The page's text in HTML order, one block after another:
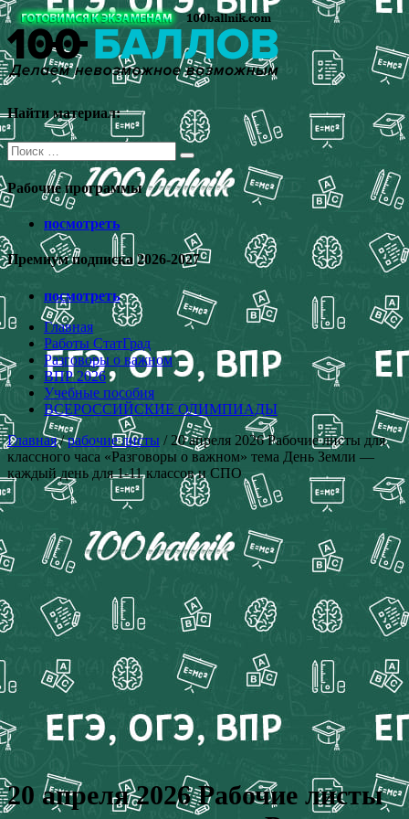
Перейти
к
содержимому
Найти материал:
Поиск
для:
Рабочие программы
посмотреть
Премиум подписка 2026-2027
посмотреть
Главная
Работы СтатГрад
Разговоры о важном
ВПР 2026
Учебные пособия
ВСЕРОССИЙСКИЕ ОЛИМПИАДЫ
Главная/рабочие листы / 20 апреля 2026 Рабочие листы для
классного часа «Разговоры о важном» тема День Земли —
каждый день для 1-11 классов и СПО
20 апреля 2026 Рабочие листы